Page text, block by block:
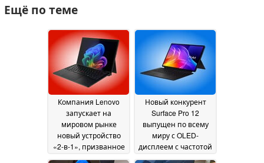
Ещё по теме
Компания Lenovo
запускает на
мировом рынке
новый устройство
«2-в-1», призванное
Новый конкурент
Surface Pro 12
выпущен по всему
миру с OLED-
дисплеем с частотой